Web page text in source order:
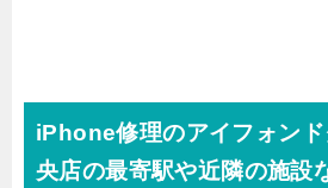
iPhone修理のアイフォン
央店の最寄駅や近隣の施設